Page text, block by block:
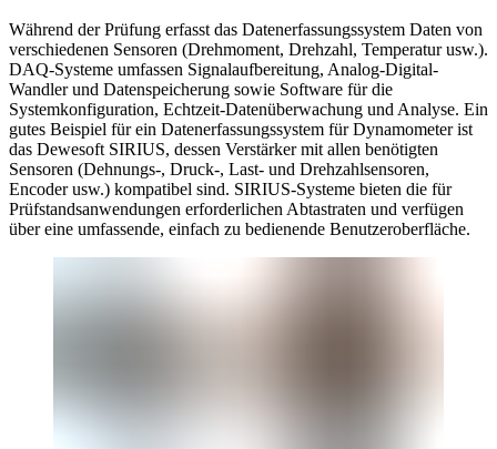
Während der Prüfung erfasst das Datenerfassungssystem Daten von
verschiedenen Sensoren (Drehmoment, Drehzahl, Temperatur usw.).
DAQ-Systeme umfassen Signalaufbereitung, Analog-Digital-
Wandler und Datenspeicherung sowie Software für die
Systemkonfiguration, Echtzeit-Datenüberwachung und Analyse. Ein
gutes Beispiel für ein Datenerfassungssystem für Dynamometer ist
das Dewesoft SIRIUS, dessen Verstärker mit allen benötigten
Sensoren (Dehnungs-, Druck-, Last- und Drehzahlsensoren,
Encoder usw.) kompatibel sind. SIRIUS-Systeme bieten die für
Prüfstandsanwendungen erforderlichen Abtastraten und verfügen
über eine umfassende, einfach zu bedienende Benutzeroberfläche.